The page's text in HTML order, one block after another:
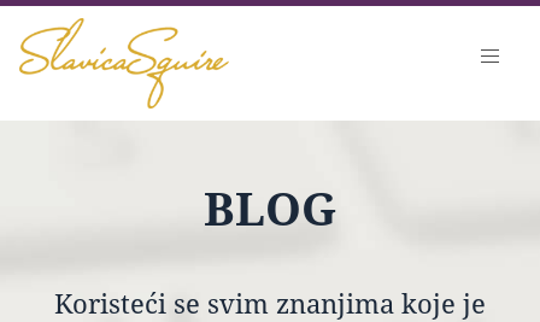
BLOG
Koristeći se svim znanjima koje je